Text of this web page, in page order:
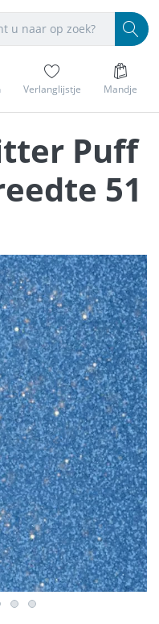
Verlanglijstje Mandje
Puff
51